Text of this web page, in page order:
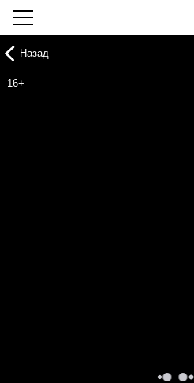
Назад
16+